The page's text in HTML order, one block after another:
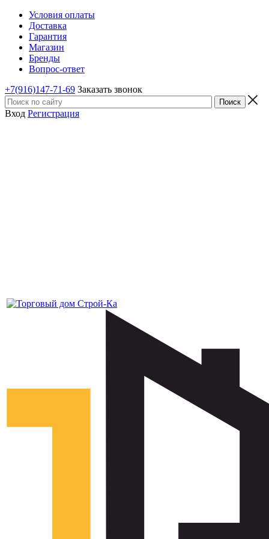
Условия оплаты
Доставка
Гарантия
Магазин
Бренды
Вопрос-ответ
+7(916)147-71-69 Заказать звонок
Вход Регистрация